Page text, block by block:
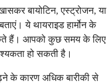
बायोटिन, एस्ट्रोजन, या
ये थायराइड हार्मोन के
हैं। आपको कुछ समय के लिए
हो सकती है।
के कारण अधिक बारीकी से